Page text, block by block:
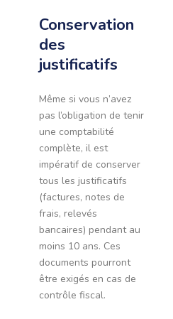
Conservation
des
justificatifs
Même si vous n’avez
pas l’obligation de tenir
une comptabilité
complète, il est
impératif de conserver
tous les justificatifs
(factures, notes de
frais, relevés
bancaires) pendant au
moins 10 ans. Ces
documents pourront
être exigés en cas de
contrôle fiscal.